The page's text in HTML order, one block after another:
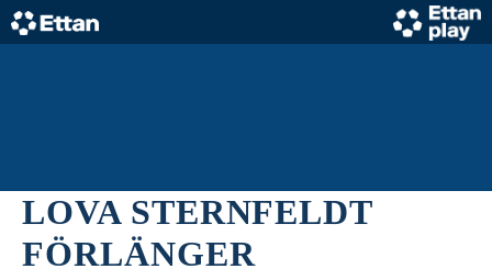
LOVA STERNFELDT
FÖRLÄNGER